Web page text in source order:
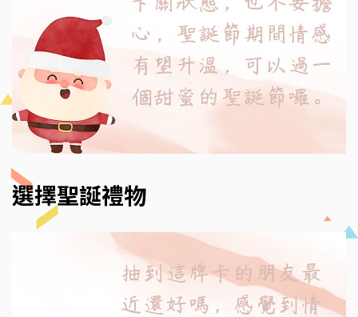
選擇聖誕禮物